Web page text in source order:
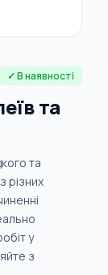
✓ В наявності
та
та
різних
у
з